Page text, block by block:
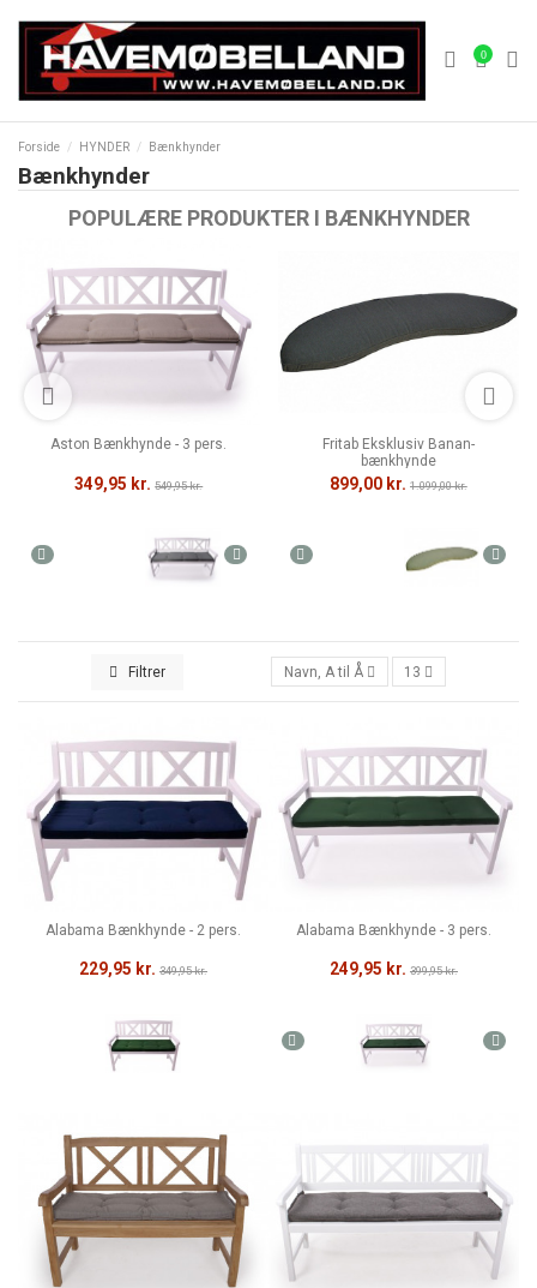
0
Forside HYNDER Bænkhynder
Bænkhynder
POPULÆRE PRODUKTER I BÆNKHYNDER
Aston Bænkhynde - 3 pers.
349,95 kr. 549,95 kr.
Fritab Eksklusiv Banan-
bænkhynde
899,00 kr. 1.099,00 kr.
Filtrer Navn, A til Å 13
Alabama Bænkhynde - 2 pers.
229,95 kr. 349,95 kr.
Alabama Bænkhynde - 3 pers.
249,95 kr. 399,95 kr.